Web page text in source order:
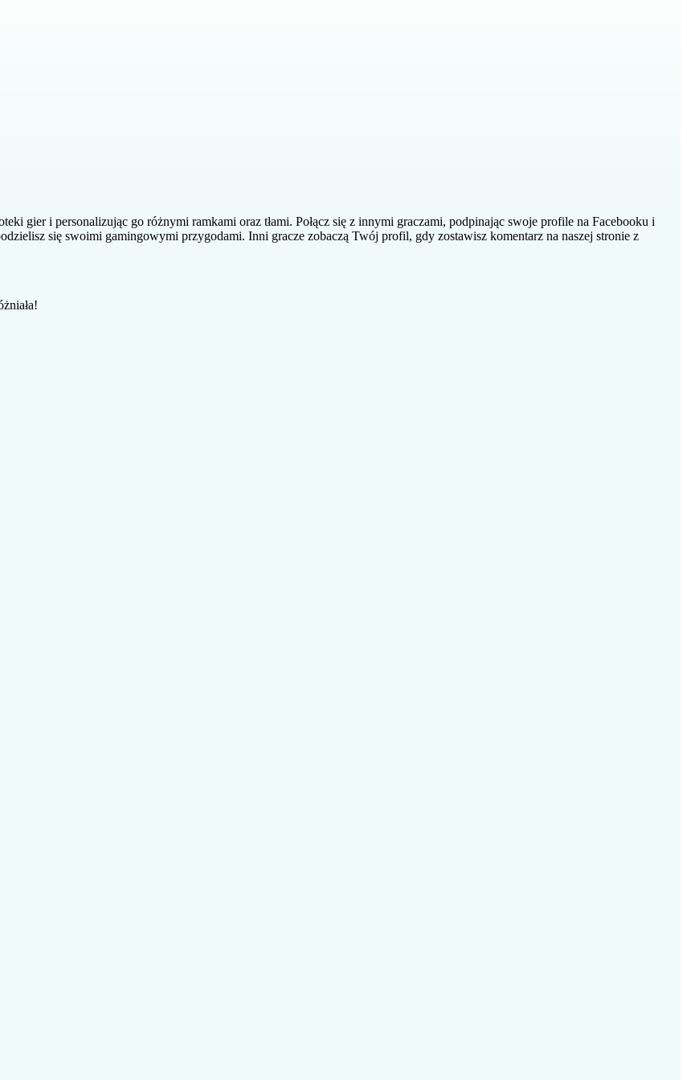
gier i personalizując go różnymi ramkami oraz tłami. Połącz się z innymi graczami, podpinając swoje profile na Facebooku i
się swoimi gamingowymi przygodami. Inni gracze zobaczą Twój profil, gdy zostawisz komentarz na naszej stronie z